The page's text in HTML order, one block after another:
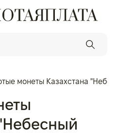
монеты Казахстана